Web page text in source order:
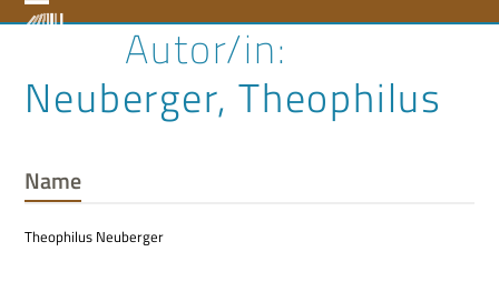
to Open
menu
Close
menu
Neuberger, Theophilus
Name
Theophilus Neuberger